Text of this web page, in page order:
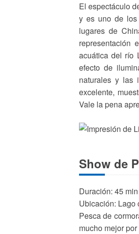
El espectáculo
y es uno de los
lugares de
representación
acuática del río
efecto de
naturales y las
excelente,
Vale la pena
Show de
Duración: 45 min
Ubicación: Lago
Pesca de
mucho mejor